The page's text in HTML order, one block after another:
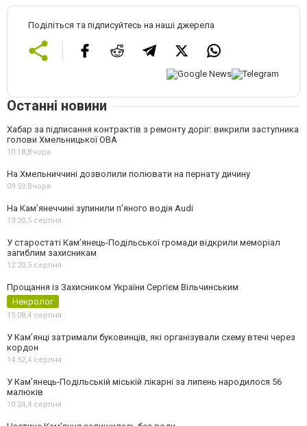
Поділіться та підписуйтесь на наші джерела
Останні новини
Хабар за підписання контрактів з ремонту доріг: викрили заступника
голови Хмельницької ОВА
10:18,Вчора
На Хмельниччині дозволили полювати на пернату дичину
09:59,Вчора
На Камʼянеччині зупинили п'яного водія Audi
13:20,5 серпня
У старостаті Кам’янець-Подільської громади відкрили меморіал
загиблим захисникам
12:20,5 серпня
Прощання із Захисником України Сергієм Вільчинським
Некролог
15:08,4 серпня
У Кам’янці затримали буковинців, які організували схему втечі через
кордон
14:52,4 серпня
У Кам’янець-Подільській міській лікарні за липень народилося 56
малюків
10:24,4 серпня